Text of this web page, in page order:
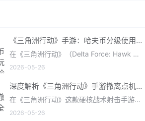
《三角洲行动》手游：哈夫币分级使用策略，玩转不同地图的风险与回报
在《三角洲行动》（Delta Force: Hawk Ops）“烽火地带”模式中，地图被划分为“普通”、“机密”和“绝密”三个
2026-05-26
深度解析《三角洲行动》手游撤离点机制与地图全攻略
在《三角洲行动》这款硬核战术射击手游中，撤离是每位干员行动的核心目标。无论你在战场中搜刮了多少高价值物
2026-05-26